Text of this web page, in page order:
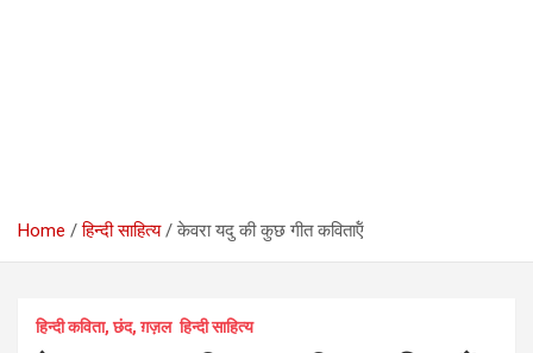
Home हिन्दी साहित्य केवरा यदु की कुछ गीत कविताऍं
हिन्दी कविता, छंद, ग़ज़ल हिन्दी साहित्य